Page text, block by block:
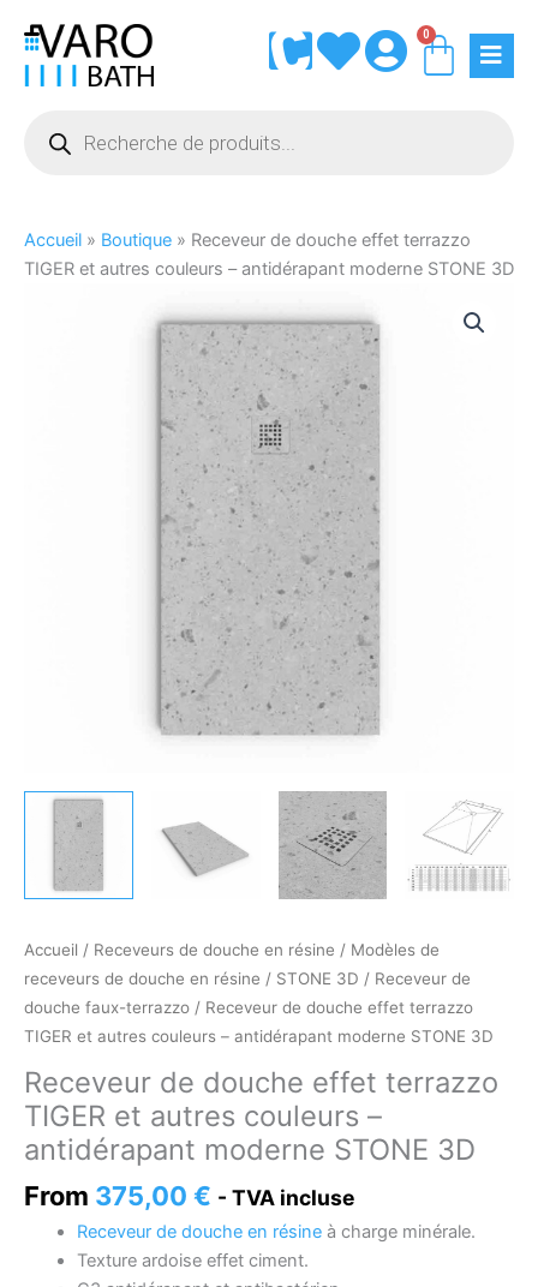
contenu
0
produits
Accueil » Boutique » Receveur de douche effet terrazzo
TIGER et autres couleurs – antidérapant moderne STONE 3D
Accueil / Receveurs de douche en résine / Modèles de
receveurs de douche en résine / STONE 3D / Receveur de
douche faux-terrazzo / Receveur de douche effet terrazzo
TIGER et autres couleurs – antidérapant moderne STONE 3D
Receveur de douche effet terrazzo
TIGER et autres couleurs –
antidérapant moderne STONE 3D
From 375,00 € - TVA incluse
Receveur de douche en résineà charge minérale.
Texture ardoise effet ciment.
nous
contactant.
sera
indiqué
dans
le
menu
déroulant
le
plus
proche
de